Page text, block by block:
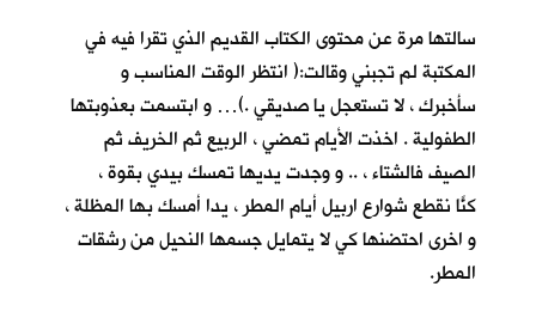
سالتها مرة عن محتوى الكتاب القديم الذي تقرا فيه في
المكتبة لم تجبني وقالت:( انتظر الوقت المناسب و
سأخبرك ، لا تستعجل يا صديقي .)… و ابتسمت بعذوبتها
الطفولية . اخذت الأيام تمضي ، الربيع ثم الخريف ثم
الصيف فالشتاء ، .. و وجدت يديها تمسك بيدي بقوة ،
كنّا نقطع شوارع اربيل أيام المطر ، يداً أمسك بها المظلة ،
و اخرى احتضنها كي لا يتمايل جسمها النحيل من رشقات
المطر.